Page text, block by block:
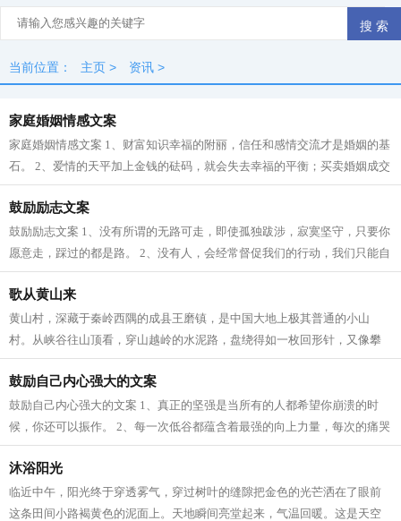
当前位置： 主页 > 资讯 >
家庭婚姻情感文案
家庭婚姻情感文案 1、财富知识幸福的附丽，信任和感情交流才是婚姻的基
石。 2、爱情的天平加上金钱的砝码，就会失去幸福的平衡；买卖婚姻成交
的时候，往往就是爱情悲剧的开始。...
鼓励励志文案
鼓励励志文案 1、没有所谓的无路可走，即使孤独跋涉，寂寞坚守，只要你
愿意走，踩过的都是路。 2、没有人，会经常督促我们的行动，我们只能自
己去选择自己的人生。 3、一个人，...
歌从黄山来
黄山村，深藏于秦岭西隅的成县王磨镇，是中国大地上极其普通的小山
村。从峡谷往山顶看，穿山越岭的水泥路，盘绕得如一枚回形针，又像攀
岩登山的绳索，拖拽着人们上山。两辆三...
鼓励自己内心强大的文案
鼓励自己内心强大的文案 1、真正的坚强是当所有的人都希望你崩溃的时
候，你还可以振作。 2、每一次低谷都蕴含着最强的向上力量，每次的痛哭
都会洗刷埋藏最深的阴霾。每件你所经...
沐浴阳光
临近中午，阳光终于穿透雾气，穿过树叶的缝隙把金色的光芒洒在了眼前
这条田间小路褐黄色的泥面上。天地瞬间亮堂起来，气温回暖。这是天空